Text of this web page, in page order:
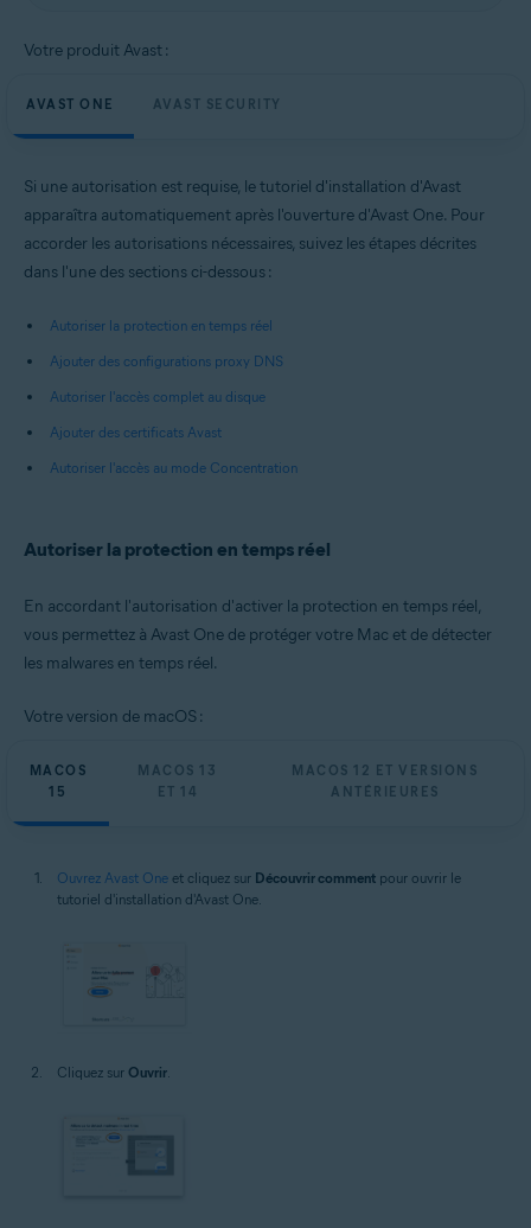
Votre produit Avast :
AVAST ONE AVAST SECURITY
Si une autorisation est requise, le tutoriel d'installation d'Avast
apparaîtra automatiquement après l'ouverture d'Avast One. Pour
accorder les autorisations nécessaires, suivez les étapes décrites
dans l'une des sections ci-dessous :
Autoriser la protection en temps réel
Ajouter des configurations proxy DNS
Autoriser l'accès complet au disque
Ajouter des certificats Avast
Autoriser l'accès au mode Concentration
Autoriser la protection en temps réel
En accordant l'autorisation d'activer la protection en temps réel,
vous permettez à Avast One de protéger votre Mac et de détecter
les malwares en temps réel.
Votre version de macOS :
MACOS
15
MACOS 13
ET 14
MACOS 12 ET VERSIONS
ANTÉRIEURES
Ouvrez Avast One et cliquez sur Découvrir comment pour ouvrir le
tutoriel d'installation d'Avast One.
Cliquez sur Ouvrir